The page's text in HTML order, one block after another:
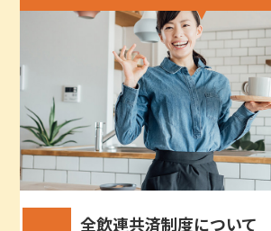
全飲連共済制度について